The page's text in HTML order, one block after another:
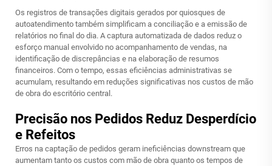
Os registros de transações digitais gerados por quiosques de
autoatendimento também simplificam a conciliação e a emissão de
relatórios no final do dia. A captura automatizada de dados reduz o
esforço manual envolvido no acompanhamento de vendas, na
identificação de discrepâncias e na elaboração de resumos
financeiros. Com o tempo, essas eficiências administrativas se
acumulam, resultando em reduções significativas nos custos de mão
de obra do escritório central.
Precisão nos Pedidos Reduz Desperdício
e Refeitos
Erros na captação de pedidos geram ineficiências downstream que
aumentam tanto os custos com mão de obra quanto os tempos de